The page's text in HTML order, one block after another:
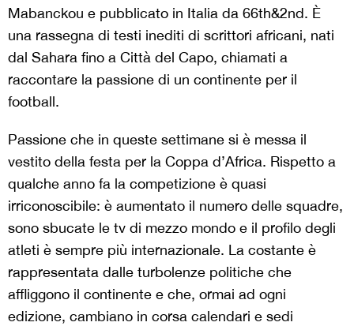
Mabanckou e pubblicato in Italia da 66th&2nd. È
una rassegna di testi inediti di scrittori africani, nati
dal Sahara fino a Città del Capo, chiamati a
raccontare la passione di un continente per il
football.
Passione che in queste settimane si è messa il
vestito della festa per la Coppa d’Africa. Rispetto a
qualche anno fa la competizione è quasi
irriconoscibile: è aumentato il numero delle squadre,
sono sbucate le tv di mezzo mondo e il profilo degli
atleti è sempre più internazionale. La costante è
rappresentata dalle turbolenze politiche che
affliggono il continente e che, ormai ad ogni
edizione, cambiano in corsa calendari e sedi